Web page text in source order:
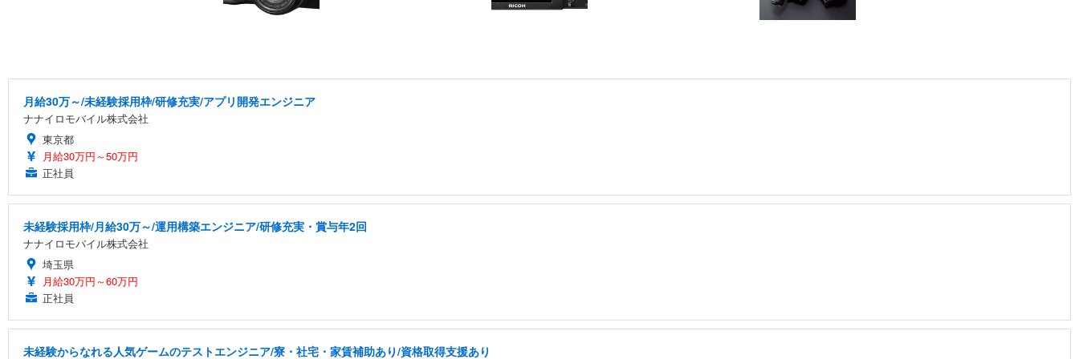
月給30万～/未経験採用枠/研修充実/アプリ開発エンジニア
ナナイロモバイル株式会社
東京都
月給30万円～50万円
正社員
未経験採用枠/月給30万～/運用構築エンジニア/研修充実・賞与年2回
ナナイロモバイル株式会社
埼玉県
月給30万円～60万円
正社員
未経験からなれる人気ゲームのテストエンジニア/寮・社宅・家賃補助あり/資格取得支援あり